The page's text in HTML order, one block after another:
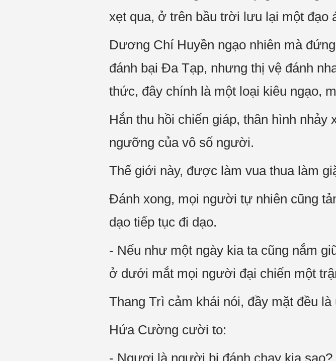
xẹt qua, ở trên bầu trời lưu lại một đạo
Dương Chí Huyền ngạo nhiên mà
đánh bại Đa Tạp, nhưng thị vệ đánh
thức, đây chính là một loại kiêu ngạo,
Hắn thu hồi chiến giáp, thân hình
ngưỡng của vô số người.
Thế giới này, được làm vua thua làm
Đánh xong, mọi người tự nhiên cũng
dạo tiếp tục đi dạo.
- Nếu như một ngày kia ta cũng nắm
ở dưới mắt mọi người đại chiến một
Thang Trì cảm khái nói, đầy mặt đều
Hứa Cường cười to:
- Ngươi là người bị đánh chạy kia sao?